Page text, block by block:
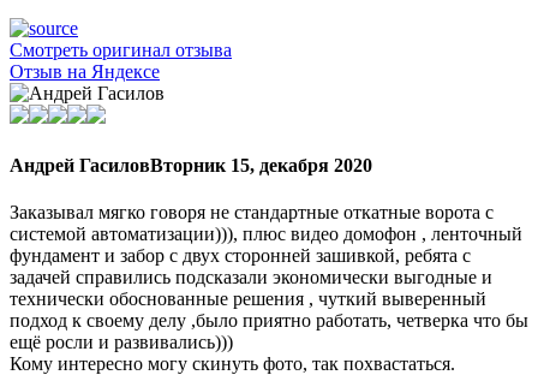
Смотреть оригинал отзыва
Отзыв на Яндексе
Андрей ГасиловВторник 15, декабря 2020
Заказывал мягко говоря не стандартные откатные ворота с
системой автоматизации))), плюс видео домофон , ленточный
фундамент и забор с двух сторонней зашивкой, ребята с
задачей справились подсказали экономически выгодные и
технически обоснованные решения , чуткий выверенный
подход к своему делу ,было приятно работать, четверка что бы
ещё росли и развивались)))
Кому интересно могу скинуть фото, так похвастаться.